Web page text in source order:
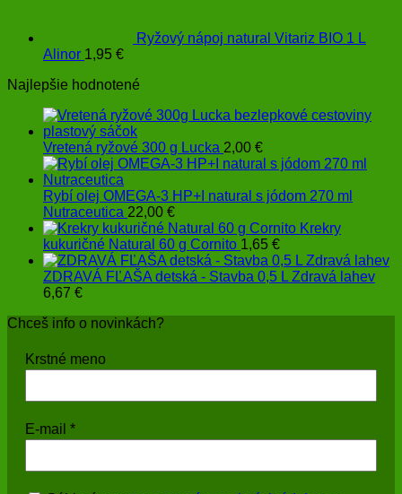
Ryžový nápoj natural Vitariz BIO 1 L
Alinor 1,95 €
Najlepšie hodnotené
Vretená ryžové 300 g Lucka 2,00 €
Rybí olej OMEGA-3 HP+I natural s jódom 270 ml
Nutraceutica 22,00 €
Krekry
kukuričné Natural 60 g Cornito 1,65 €
ZDRAVÁ FĽAŠA detská - Stavba 0,5 L Zdravá lahev
6,67 €
Chceš info o novinkách?
Krstné meno
E-mail *